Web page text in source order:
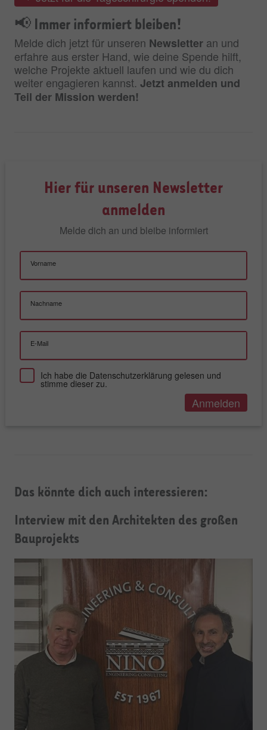
📢 Immer informiert bleiben!
Melde dich jetzt für unseren Newsletter an und
erfahre aus erster Hand, wie deine Spende hilft,
welche Projekte aktuell laufen und wie du dich
weiter engagieren kannst. Jetzt anmelden und
Teil der Mission werden!
Hier für unseren Newsletter
anmelden
Melde dich an und bleibe informiert
Vorname
Nachname
E-Mail
Ich habe die Datenschutzerklärung gelesen und
stimme dieser zu.
Das könnte dich auch interessieren:
Interview mit den Architekten des großen
Bauprojekts